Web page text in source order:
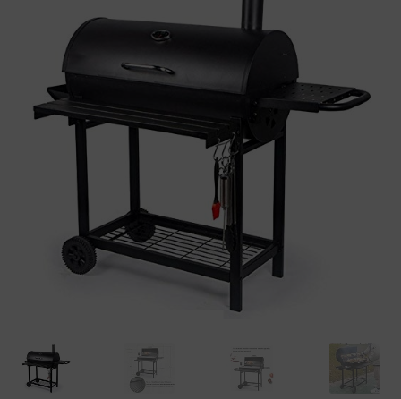
Mein Konto
Shop
Warenkorb